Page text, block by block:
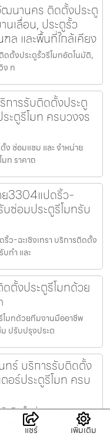
ฒนานคร ติดตั้งประตู
นเลื่อน, ประตูรั้ว
ล และพื้นที่ใกล้เคียง
ตั้งประตูรั้วรีโมทอัตโนมัติ,
ง ท
การรับติดตั้งประตู
ะตูรีโมท ครบวงจร
ง ซ่อมแซม และ จำหน่าย
ท ราคาถ
ย3304แปดริ้ว-
บซ่อมประตูรีโมทรับ
ว-ฉะเชิงเทรา บริการติดตั้ง
บทำ และ
ตั้งประตูรีโมทด้วย
โมทด้วยทีมงานมืออาชีพ
ปรับปรุงประต
ทร์ บริการรับติดตั้ง
อร์ประตูรีโมท ครบ
บติดตั้ง ซ่อมแซม และ
ประตูรีโมท
แชร์ เพิ่มเติม